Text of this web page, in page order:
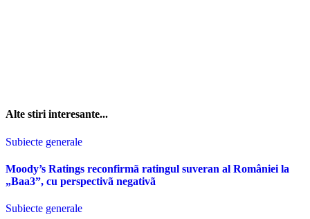
Alte stiri interesante...
Subiecte generale
Moody’s Ratings reconfirmã ratingul suveran al României la
„Baa3”, cu perspectivã negativã
Subiecte generale